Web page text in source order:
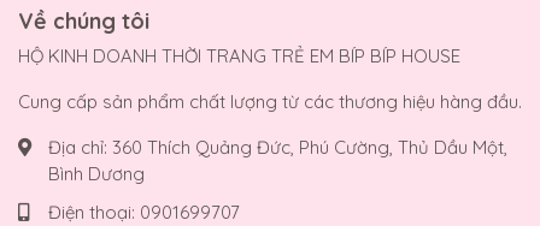
Về chúng tôi
HỘ KINH DOANH THỜI TRANG TRẺ EM BÍP BÍP HOUSE
Cung cấp sản phẩm chất lượng từ các thương hiệu hàng đầu.
Địa chỉ: 360 Thích Quảng Đức, Phú Cường, Thủ Dầu Một,
Bình Dương
Điện thoại: 0901699707